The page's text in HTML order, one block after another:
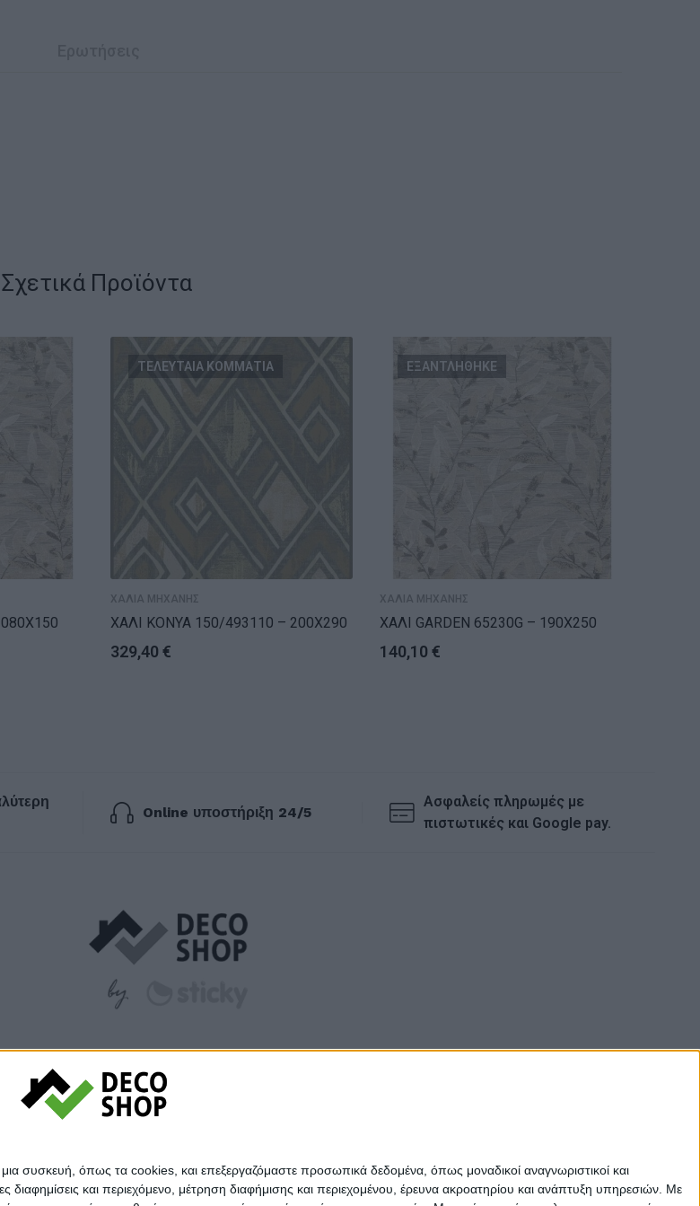
συσκευή, όπως τα cookies, και επεξεργαζόμαστε προσωπικά δεδομένα, όπως μοναδικοί αναγνωριστικοί και
και περιεχόμενο, μέτρηση διαφήμισης και περιεχομένου, έρευνα ακροατηρίου και ανάπτυξη υπηρεσιών. Με
Σχετικά Προϊόντα
ΤΕΛΕΥΤΑΙΑ ΚΟΜΜΑΤΙΑ
ΧΑΛΙΑ ΜΗΧΑΝΗΣ
ΧΑΛΙ ΚΟΝΥΑ 150/493110 – 200X290
329,40 €
ΕΞΑΝΤΛΗΘΗΚΕ
ΧΑΛΙΑ ΜΗΧΑΝΗΣ
ΧΑΛΙ GARDEN 65230G – 190X250
140,10 €
Online υποστήριξη 24/5
Ασφαλείς πληρωμές με
πιστωτικές και Google pay.